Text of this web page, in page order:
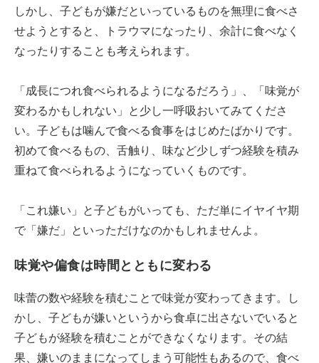
しかし、子どもが嫌だといっているものを無理に食べさ
せようとすると、トラウマになったり、余計に食べなく
なったりすることも考えられます。
「成長につれ食べられるようになるだろう」、「味覚が
変わるかもしれない」と少し一呼吸おいてみてくださ
い。子どもは噛んで食べる食事をはじめたばかりです。
初めて食べるもの、舌触り、味など少しずつ経験を積み
重ねて食べられるようになっていくものです。
「これ嫌い」と子どもがいっても、ただ単にイヤイヤ期
で「嫌だ」といっただけなのかもしれませんよ。
味覚や偏食は時間とともに変わる
味蕾の数や経験を積むことで味覚が変わってきます。し
かし、子どもが嫌いというから食卓に出さないでいると
子どもが経験を積むことができなくなります。その結
果、嫌いのままになってしまう可能性もあるので、食べ